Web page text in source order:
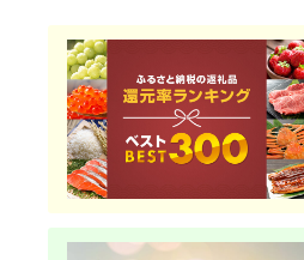
行 母の日 父の日 ギフ
ト 贈り物 国内旅行 送
料無料 ふるさと納税
F2Y-1996